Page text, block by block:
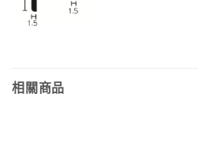
相關商品